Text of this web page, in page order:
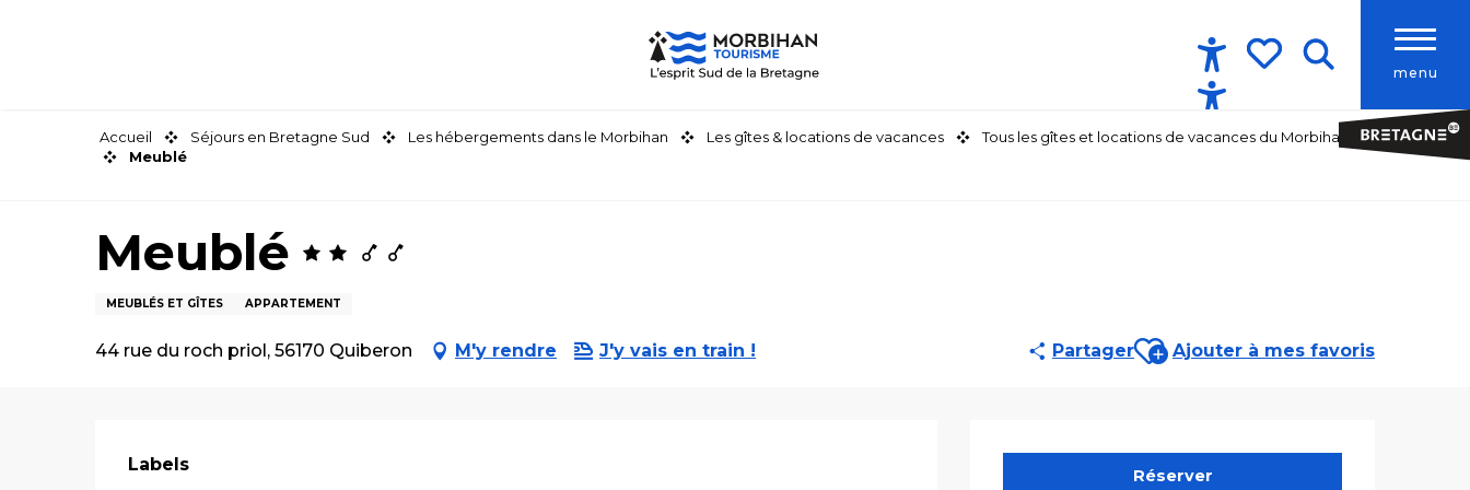
menu
Accessibilité
Accueil Séjours en Bretagne Sud Les hébergements dans le Morbihan Les gîtes & locations de vacances
Tous les gîtes et locations de vacances du Morbihan
Meublé
Meublé
MEUBLÉS ET GÎTES APPARTEMENT
44 rue du roch priol, 56170 Quiberon M'y rendre J'y vais en train ! PartagerAjouter aux favoris
Ajouter à mes favoris
Ouverture et
Réserver
Offres de prestations
Labels
Labels